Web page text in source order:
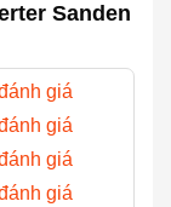
Sanden
giá
giá
giá
giá